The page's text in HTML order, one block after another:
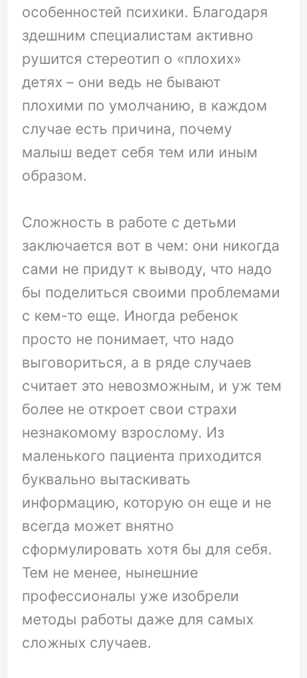
особенностей психики. Благодаря
здешним специалистам активно
рушится стереотип о «плохих»
детях – они ведь не бывают
плохими по умолчанию, в каждом
случае есть причина, почему
малыш ведет себя тем или иным
образом.
Сложность в работе с детьми
заключается вот в чем: они никогда
сами не придут к выводу, что надо
бы поделиться своими проблемами
с кем-то еще. Иногда ребенок
просто не понимает, что надо
выговориться, а в ряде случаев
считает это невозможным, и уж тем
более не откроет свои страхи
незнакомому взрослому. Из
маленького пациента приходится
буквально вытаскивать
информацию, которую он еще и не
всегда может внятно
сформулировать хотя бы для себя.
Тем не менее, нынешние
профессионалы уже изобрели
методы работы даже для самых
сложных случаев.